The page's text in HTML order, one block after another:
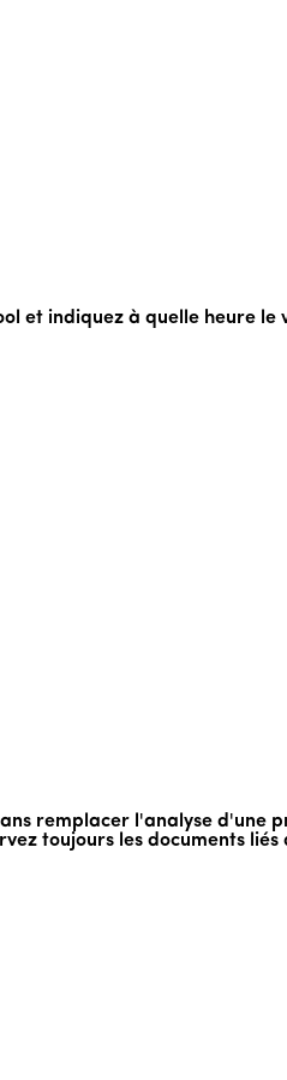
et indiquez à quelle heure le
remplacer l'analyse d'une
toujours les documents liés